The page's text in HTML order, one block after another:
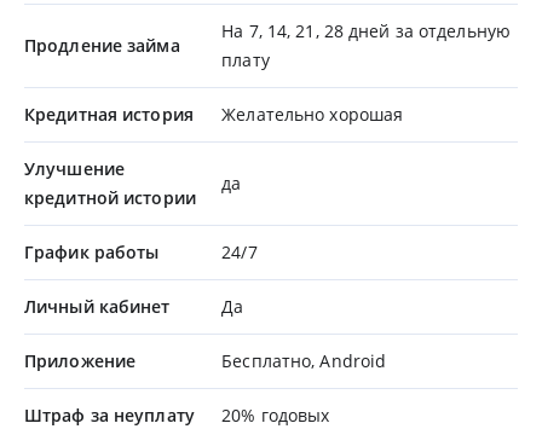
Продление займа
На 7, 14, 21, 28 дней за отдельную
плату
Кредитная история Желательно хорошая
Улучшение
кредитной истории
да
График работы 24/7
Личный кабинет Да
Приложение Бесплатно, Android
Штраф за неуплату 20% годовых